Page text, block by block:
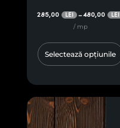
285,00 LEI –480,00 LEI
/ mp
Selectează opțiunile